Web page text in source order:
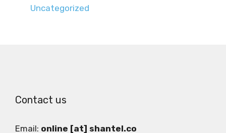
Uncategorized
Contact us
Email: online [at] shantel.co